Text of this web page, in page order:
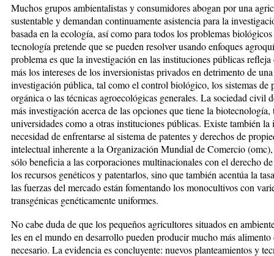
Muchos grupos ambientalistas y con­sumidores abogan por una
sustentable y demandan con­­ti­nua­men­te asistencia para la
basada en la eco­lo­gía, así como para todos los problemas
tecnología pretende que se pue­den resolver usando enfoques
problema es que la in­vestigación en las instituciones públicas re­fle­ja
más los intereses de los inversionistas privados en de­trimento de
investigación pública, tal co­mo el control bio­ló­­gico, los sistemas de
or­gá­nica o las técnicas agroecológicas generales. La sociedad civil
más in­vestigación acerca de las op­cio­nes que tiene la biotecnología,
universidades como a otras instituciones públicas. Existe tam­bién la
necesidad de en­fren­tarse al sistema de patentes y derechos de
intelectual inherente a la Orga­nización Mundial de Comercio
sólo beneficia a las corpo­ra­ciones multinacionales con el dere­cho
los recursos genéticos y patentarlos, sino que también acentúa la
las fuerzas del mer­cado están fomentando los mo­no­cul­ti­vos con
transgénicas genética­men­te uniformes.
No cabe duda de que los pequeños agricultores situados en
les en el mundo en desarrollo pueden producir mucho más alimento
necesario. La evidencia es concluyente: nuevos planteamientos y